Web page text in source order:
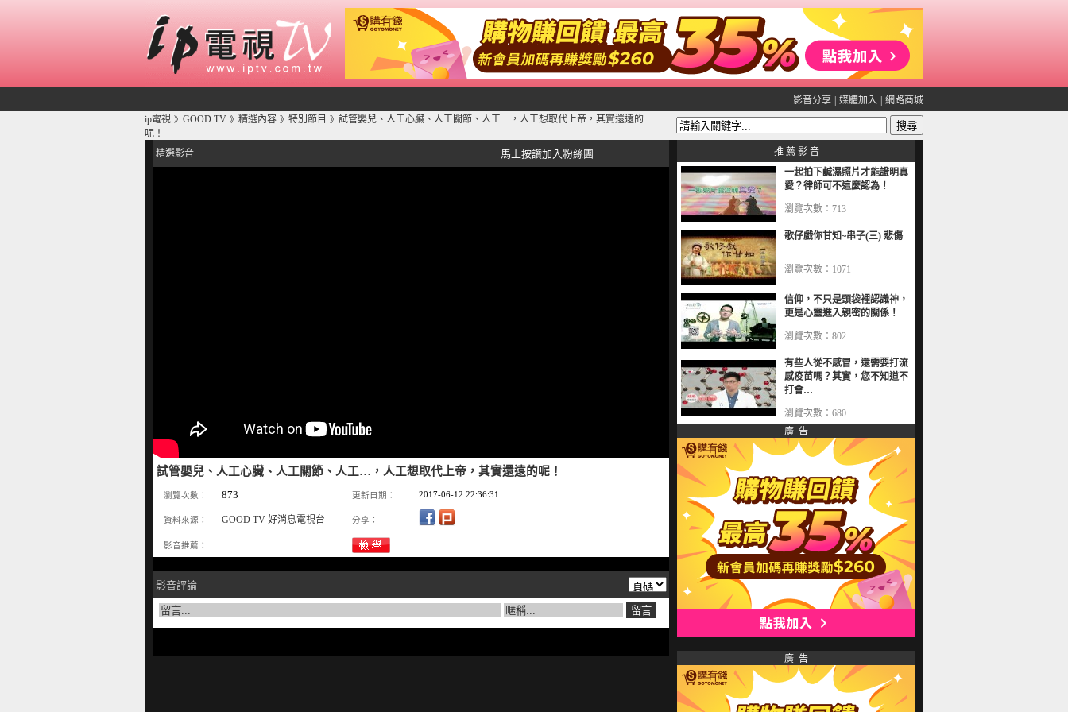
影音分享 媒體加入
網路商城
ip電視 》 GOOD TV 》 精選內容 》 特別節目 》 試管嬰兒、人工心臟、人工關節、人工…，人工想取代上帝，其實還遠的
呢！
精選影音
馬上按讚加入粉絲團
試管嬰兒、人工心臟、人工關節、人工…，人工想取代上帝，其實還遠的呢！
瀏覽次數： 873 更新日期： 2017-06-12 22:36:31
資料來源： GOOD TV 好消息電視台 分享：
影音推薦：
影音評論
推 薦 影 音
一起拍下鹹濕照片才能證明真
愛？律師可不這麼認為！
瀏覽次數：713
歌仔戲你甘知~串子(三) 悲傷
瀏覽次數：1071
信仰，不只是頭袋裡認識神，
更是心靈進入親密的關係！
瀏覽次數：802
有些人從不感冒，還需要打流
感疫苗嗎？其實，您不知道不
打會…
瀏覽次數：680
廣 告
廣 告